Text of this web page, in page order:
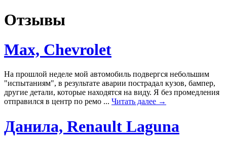
Отзывы
Max, Chevrolet
На прошлой неделе мой автомобиль подвергся небольшим
"испытаниям", в результате аварии пострадал кузов, бампер,
другие детали, которые находятся на виду. Я без промедления
отправился в центр по ремо ... Читать далее →
Данила, Renault Laguna